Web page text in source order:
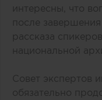
интересны, что
после
рассказа
национальной
Совет экспертов
обязательно